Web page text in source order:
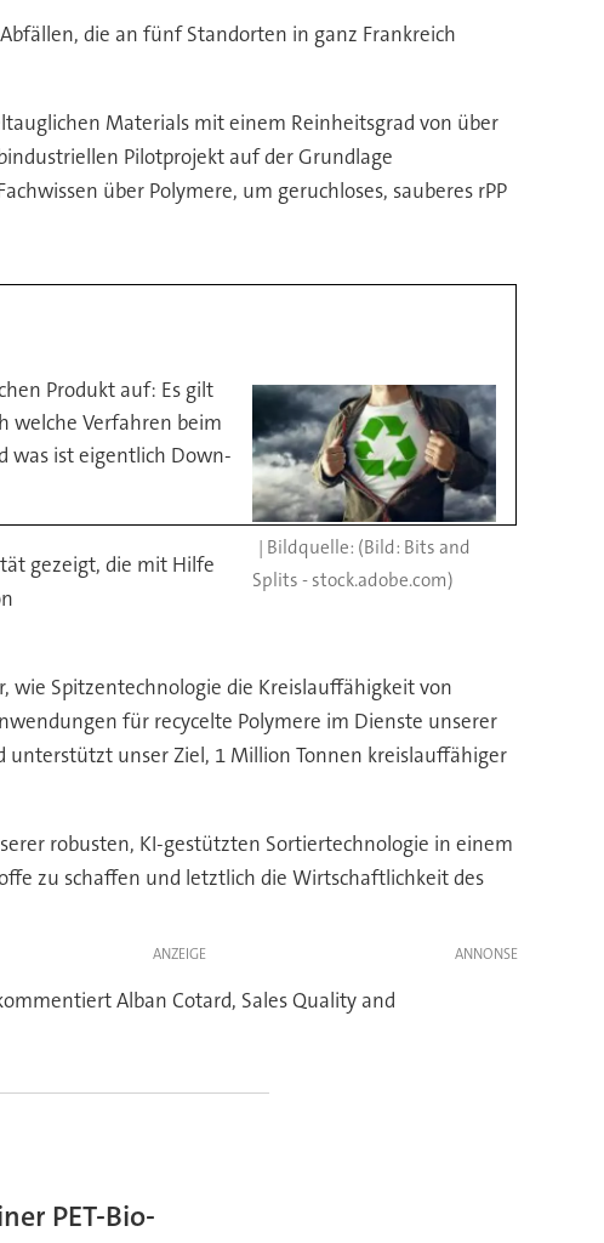
die an fünf Standorten in ganz Frankreich
Materials mit einem Reinheitsgrad von über
Pilotprojekt auf der Grundlage
über Polymere, um geruchloses, sauberes rPP
(Bild: Bits and
Splits - stock.adobe.com)
Produkt auf: Es gilt
welche Verfahren beim
was ist eigentlich Down-
gezeigt, die mit Hilfe
wie Spitzentechnologie die Kreislauffähigkeit von
für recycelte Polymere im Dienste unserer
unser Ziel, 1 Million Tonnen kreislauffähiger
robusten, KI-gestützten Sortiertechnologie in einem
zu schaffen und letztlich die Wirtschaftlichkeit des
ANZEIGE
Alban Cotard, Sales Quality and
PET-Bio-